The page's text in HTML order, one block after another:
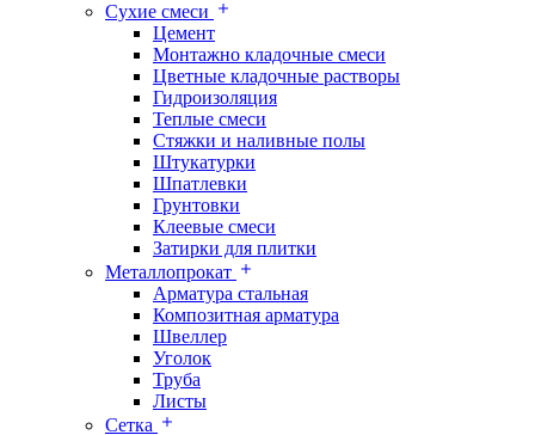
Сухие смеси
Цемент
Монтажно кладочные смеси
Цветные кладочные растворы
Гидроизоляция
Теплые смеси
Стяжки и наливные полы
Штукатурки
Шпатлевки
Грунтовки
Клеевые смеси
Затирки для плитки
Металлопрокат
Арматура стальная
Композитная арматура
Швеллер
Уголок
Труба
Листы
Сетка